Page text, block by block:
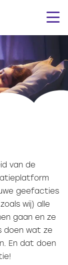
van de
geefacties
wij) alle
gaan en ze
doen wat ze
En dat doen